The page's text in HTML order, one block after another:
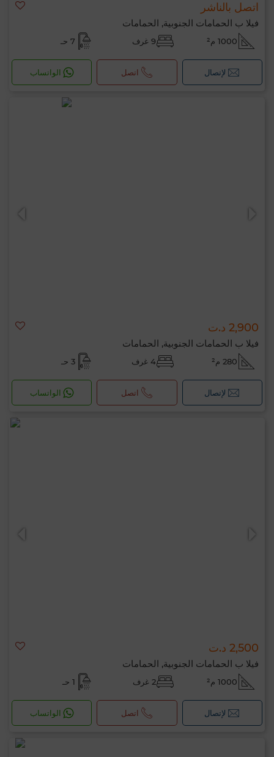
اتصل بالناشر
فيلا ب الحمامات الجنوبية, الحمامات
1000 م² 9 غرف 7 حـ
لإتصال اتصل الواتساب
2,900 د.ت
فيلا ب الحمامات الجنوبية, الحمامات
280 م² 4 غرف 3 حـ
لإتصال اتصل الواتساب
2,500 د.ت
فيلا ب الحمامات الجنوبية, الحمامات
1000 م² 2 غرف 1 حـ
لإتصال اتصل الواتساب